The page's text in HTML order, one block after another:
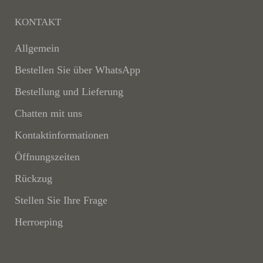
KONTAKT
Allgemein
Bestellen Sie über WhatsApp
Bestellung und Lieferung
Chatten mit uns
Kontaktinformationen
Öffnungszeiten
Rückzug
Stellen Sie Ihre Frage
Herroeping